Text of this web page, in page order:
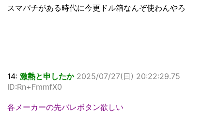
スマパチがある時代に今更ドル箱なんぞ使わんやろ
14: 激熱と申したか 2025/07/27(日) 20:22:29.75
ID:Rn+FmmfX0
各メーカーの先バレボタン欲しい